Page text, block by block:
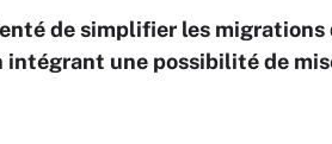
de simplifier les migrations
une possibilité de